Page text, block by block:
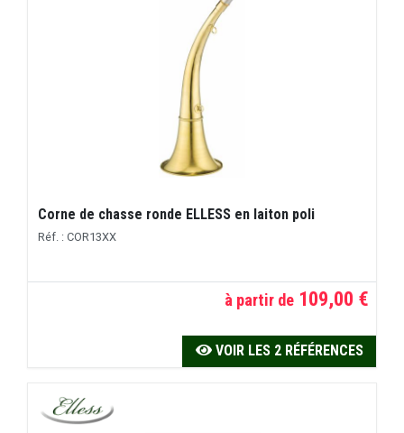
Corne de chasse ronde ELLESS en laiton poli
Réf. : COR13XX
à partir de 109,00 €
VOIR LES 2 RÉFÉRENCES